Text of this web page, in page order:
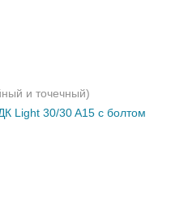
и точечный)
Light 30/30 A15 с болтом